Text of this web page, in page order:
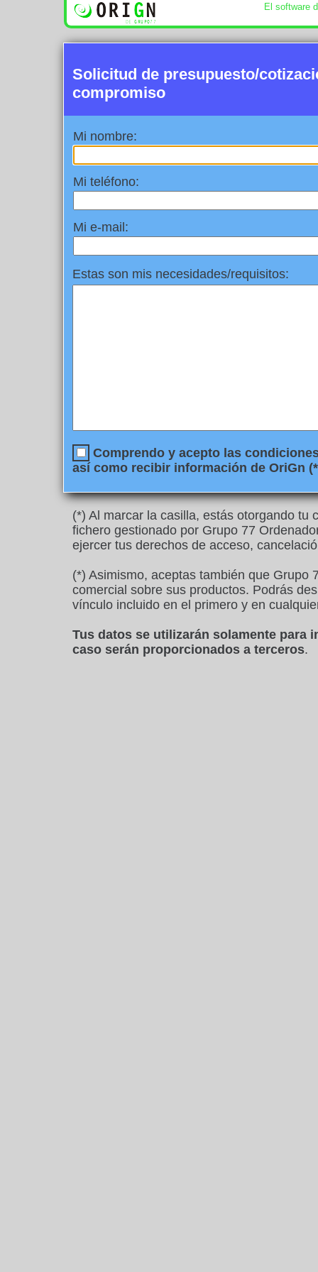
El software
Solicitud de presupuesto/
compromiso
Mi nombre:
Mi teléfono:
Mi e-mail:
Estas son mis necesidades/requisitos:
Comprendo y acepto las
así como recibir información de OriGn
(*) Al marcar la casilla, estás otorgando tu
fichero gestionado por Grupo 77
ejercer tus derechos de acceso,
(*) Asimismo, aceptas también que Grupo
comercial sobre sus productos. Podrás
vínculo incluido en el primero y en
Tus datos se utilizarán solamente para
caso serán proporcionados a terceros.